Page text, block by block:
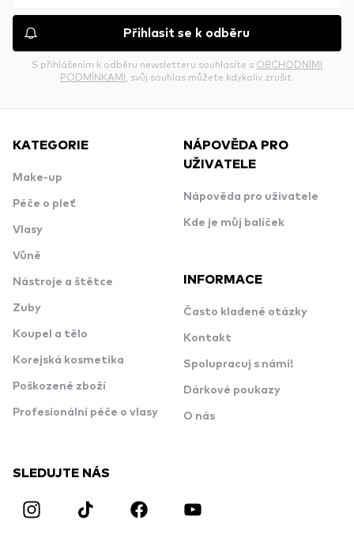
Přihlasit se k odběru
S přihlášením k odběru newsletteru souhlasíte s OBCHODNÍMI
PODMÍNKAMI , svůj souhlas můžete kdykoliv zrušit.
KATEGORIE
Make-up
Péče o pleť
Vlasy
Vůně
Nástroje a štětce
Zuby
Koupel a tělo
Korejská kosmetika
Poškozené zboží
Profesionální péče o vlasy
NÁPOVĚDA PRO
UŽIVATELE
Nápověda pro uživatele
Kde je můj balíček
INFORMACE
Často kladené otázky
Kontakt
Spolupracuj s námi!
Dárkové poukazy
O nás
SLEDUJTE NÁS